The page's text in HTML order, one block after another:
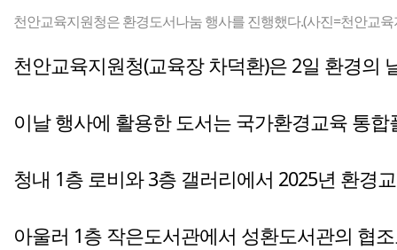
천안교육지원청은 환경도서나눔 행사를 진행했다.(사진=천안교
천안교육지원청(교육장 차덕환)은 2일 환경의
이날 행사에 활용한 도서는 국가환경교육 통
청내 1층 로비와 3층 갤러리에서 2025년 환경
아울러 1층 작은도서관에서 성환도서관의 협